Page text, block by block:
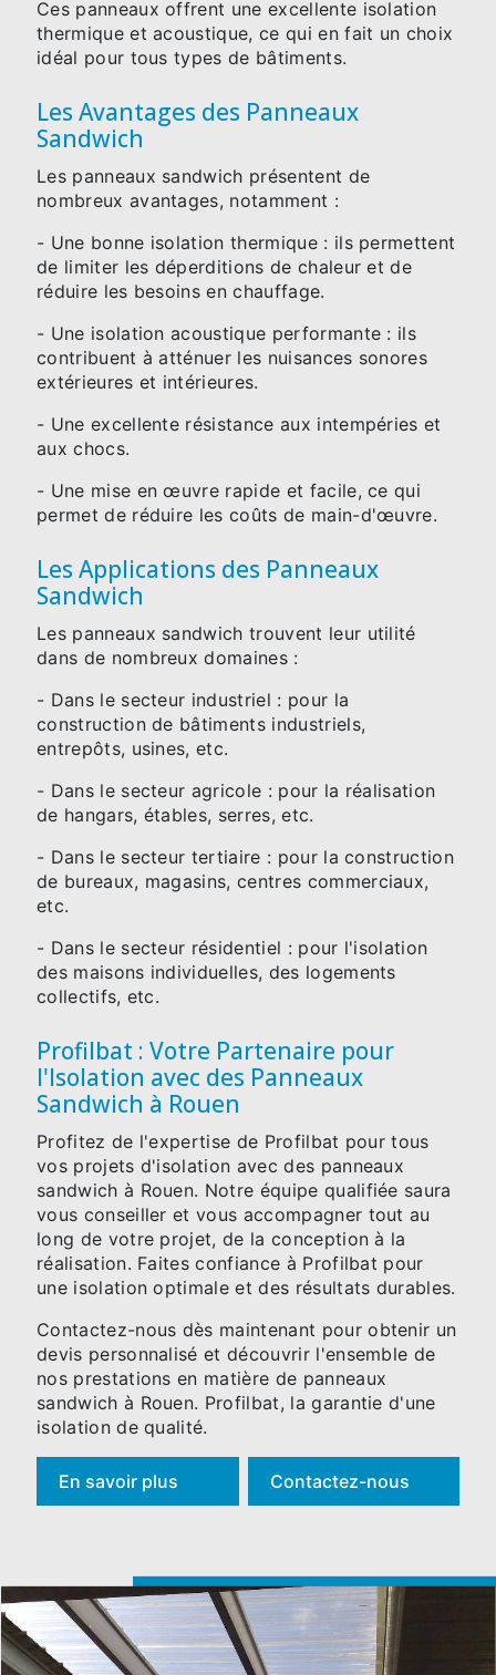
Ces panneaux offrent une excellente isolation
thermique et acoustique, ce qui en fait un choix
idéal pour tous types de bâtiments.
Les Avantages des Panneaux
Sandwich
Les panneaux sandwich présentent de
nombreux avantages, notamment :
- Une bonne isolation thermique : ils permettent
de limiter les déperditions de chaleur et de
réduire les besoins en chauffage.
- Une isolation acoustique performante : ils
contribuent à atténuer les nuisances sonores
extérieures et intérieures.
- Une excellente résistance aux intempéries et
aux chocs.
- Une mise en œuvre rapide et facile, ce qui
permet de réduire les coûts de main-d'œuvre.
Les Applications des Panneaux
Sandwich
Les panneaux sandwich trouvent leur utilité
dans de nombreux domaines :
- Dans le secteur industriel : pour la
construction de bâtiments industriels,
entrepôts, usines, etc.
- Dans le secteur agricole : pour la réalisation
de hangars, étables, serres, etc.
- Dans le secteur tertiaire : pour la construction
de bureaux, magasins, centres commerciaux,
etc.
- Dans le secteur résidentiel : pour l'isolation
des maisons individuelles, des logements
collectifs, etc.
Profilbat : Votre Partenaire pour
l'Isolation avec des Panneaux
Sandwich à Rouen
Profitez de l'expertise de Profilbat pour tous
vos projets d'isolation avec des panneaux
sandwich à Rouen. Notre équipe qualifiée saura
vous conseiller et vous accompagner tout au
long de votre projet, de la conception à la
réalisation. Faites confiance à Profilbat pour
une isolation optimale et des résultats durables.
Contactez-nous dès maintenant pour obtenir un
devis personnalisé et découvrir l'ensemble de
nos prestations en matière de panneaux
sandwich à Rouen. Profilbat, la garantie d'une
isolation de qualité.
En savoir plus Contactez-nous